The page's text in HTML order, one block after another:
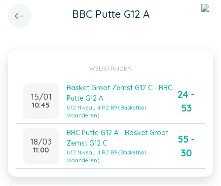
BBC Putte G12 A
WEDSTRIJDEN
15/01
10:45
Basket Groot Zemst G12 C - BBC
Putte G12 A
U12 Niveau 4 R2 B9 (Basketbal
Vlaanderen)
24 -
53
18/03
11:00
BBC Putte G12 A - Basket Groot
Zemst G12 C
U12 Niveau 4 R2 B9 (Basketbal
Vlaanderen)
55 -
30